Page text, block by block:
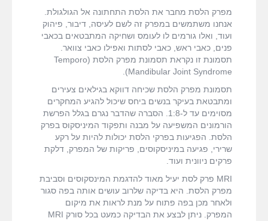
מפרק הלסת מחבר את הלסת התחתונה אל הגולגולת.
אנחנו משתמשים במפרק זה לשם לעיסה, דיבור, פיהוק
ועוד, ואלו גורמים לו לעומס ושחיקה המתבטאים בכאבי
פנים, כאבי ראש, כאבי לסתות ואפילו כאבי צוואר.
תסמונת זו נקראת תסמונת מפרק הלסת (Temporo
Mandibular Joint Syndrome).
תסמונת מפרק הלסת שכיחה דווקא בגילאים צעירים
ומתבטאת בעיקר בנשים ביחס שיכול להגיע המחקרים
מסוימים עד ל-1:8. הסברה שהדבר נגרם בגלל הפרשת
הורמונים המשפיעה על מבנה ותפקוד המיניסקוס בפרק
הלסת. הפגיעות בפרקי הלסת יכולות להיות על רקע
שרירי, פגיעה במיניסקוסים, פריקות של המפרק, דלקת
פרקים ניוונית ועוד.
MRI פרק לסת יעיל מאוד להדגמת המינסקוסים וסביבת
מפרק הלסת. היא בדיקה שלרוב עושים אותה בפה סגור
ולאחר מכן בפה פתוח על מנת לראות את מיקום
המפרק. ניתן לבצע את הבדיקה כמעט בכל סורק MRI